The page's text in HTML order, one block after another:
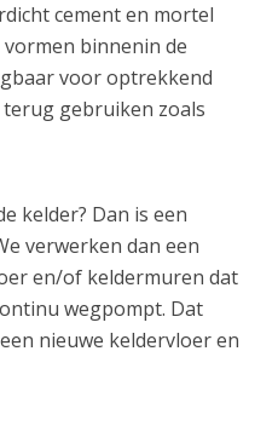
cement en mortel
binnenin de
voor optrekkend
gebruiken zoals
kelder? Dan is een
verwerken dan een
en/of keldermuren dat
wegpompt. Dat
nieuwe keldervloer en